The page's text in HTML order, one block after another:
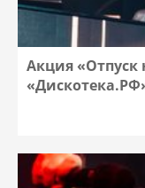
Акция «Отпуск